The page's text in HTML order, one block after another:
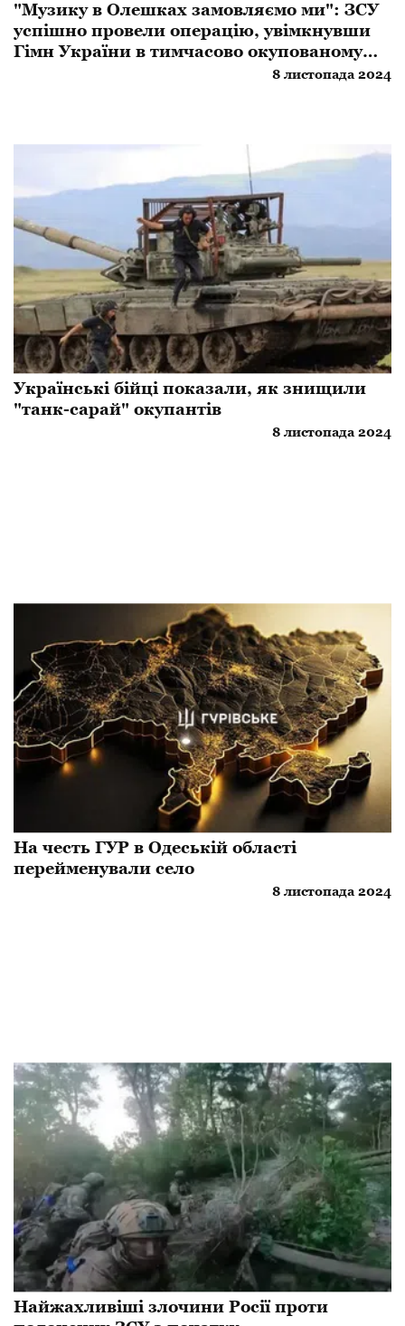
​"Музику в Олешках замовляємо ми": ЗСУ
успішно провели операцію, увімкнувши
Гімн України в тимчасово окупованому
8 листопада 2024
Українські бійці показали, як знищили
"танк-сарай" окупантів
8 листопада 2024
​На честь ГУР в Одеській області
перейменували село
8 листопада 2024
Найжахливіші злочини Росії проти